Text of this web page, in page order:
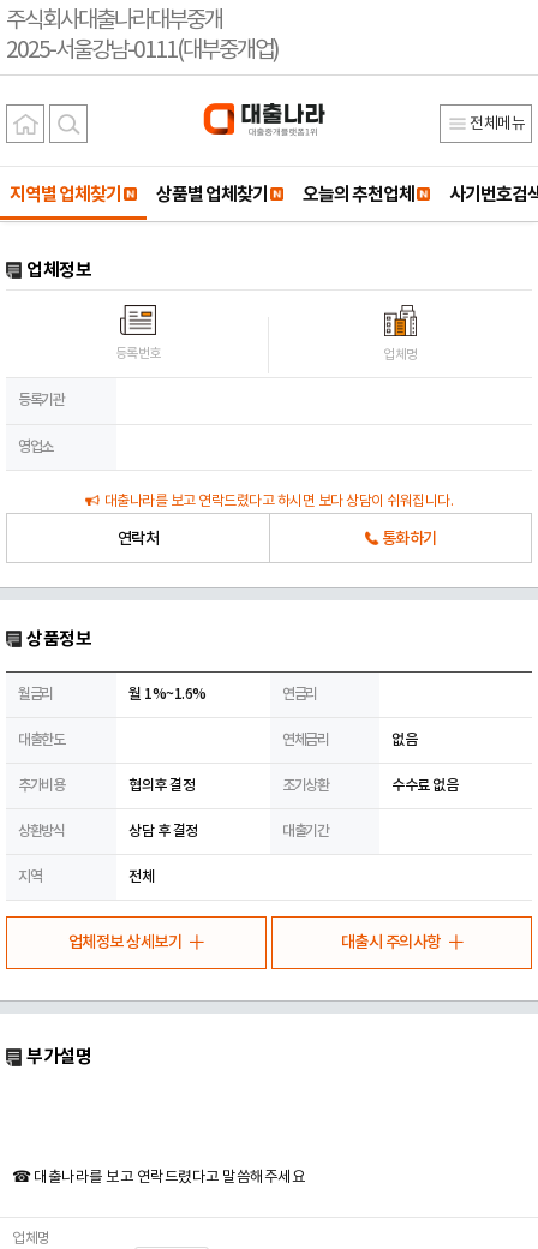
주식회사대출나라대부중개
2025-서울강남-0111(대부중개업)
전체메뉴
지역별 업체찾기 상품별 업체찾기 오늘의 추천업체 사기번호검
업체정보
등록번호 업체명
등록기관
영업소
대출나라를 보고 연락드렸다고 하시면 보다 상담이 쉬워집니다.
연락처 통화하기
상품정보
월금리 월 1%~1.6% 연금리
대출한도 연체금리 없음
추가비용 협의후 결정 조기상환 수수료 없음
상환방식 상담 후 결정 대출기간
지역 전체
업체정보 상세보기 대출시 주의사항
부가설명
☎ 대출나라를 보고 연락드렸다고 말씀해주세요
업체명